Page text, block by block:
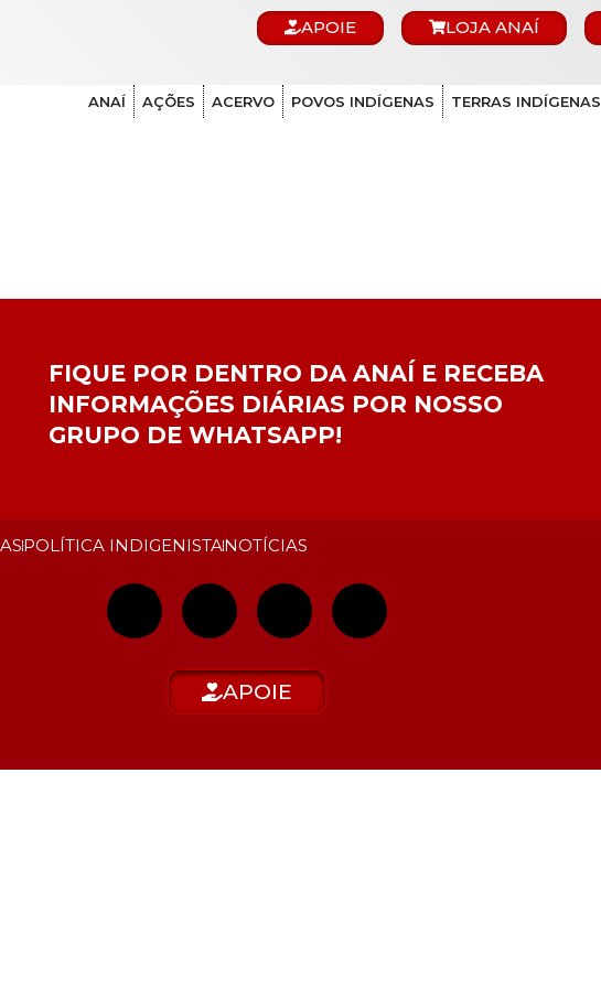
APOIE LOJA ANAÍ
ANAÍ AÇÕES ACERVO POVOS INDÍGENAS TERRAS INDÍGENAS
FIQUE POR DENTRO DA ANAÍ E RECEBA
INFORMAÇÕES DIÁRIAS POR NOSSO
GRUPO DE WHATSAPP!
POLÍTICA INDIGENISTANOTÍCIAS
APOIE